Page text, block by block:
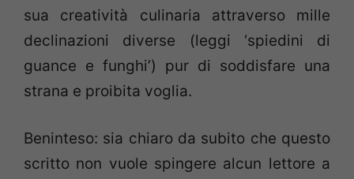
sua creatività culinaria attraverso mille
declinazioni diverse (leggi ‘spiedini di
guance e funghi’) pur di soddisfare una
strana e proibita voglia.
Beninteso: sia chiaro da subito che questo
scritto non vuole spingere alcun lettore a